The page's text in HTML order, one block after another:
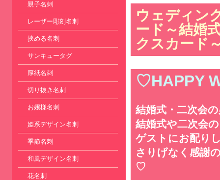
親子名刺
レーザー彫刻名刺
挟める名刺
サンキュータグ
厚紙名刺
切り抜き名刺
お嬢様名刺
姫系デザイン名刺
季節名刺
和風デザイン名刺
花名刺
ウェディン
ード～結婚
クスカード
♡HAPPY
結婚式・二次会
結婚式や二次会
ゲストにお配り
さりげなく感謝
♡